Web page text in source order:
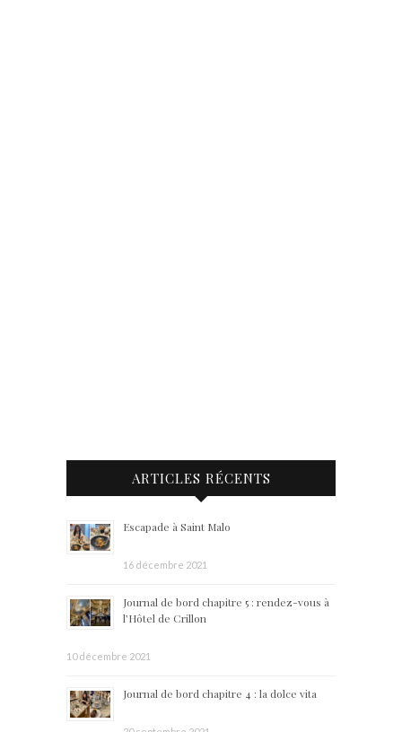
ARTICLES RÉCENTS
Escapade à Saint Malo
16 décembre 2021
Journal de bord chapitre 5 : rendez-vous à
l’Hôtel de Crillon
10 décembre 2021
Journal de bord chapitre 4 : la dolce vita